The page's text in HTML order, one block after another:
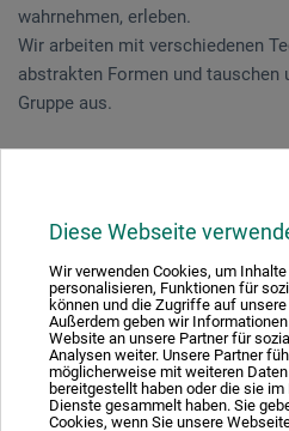
Diese Webseite
Wir verwenden Cookies, um
personalisieren, Funktionen für
können und die Zugriffe auf
Außerdem geben wir
Website an unsere Partner für
Analysen weiter. Unsere Partner
möglicherweise mit weiteren
bereitgestellt haben oder die sie im
Dienste gesammelt haben. Sie
Cookies, wenn Sie unsere
wahrnehmen, erleben.
Wir arbeiten mit verschiedenen
abstrakten Formen und tauschen
Gruppe aus.
Unterentfelden | 3 Tage 03.10.-
Melissa Pacheco|
Aarau und den Kapverden | seit
unterwegs | diverse
Malen sehe ich mich als